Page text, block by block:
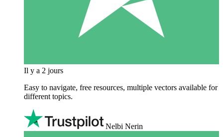
Il y a 2 jours
Easy to navigate, free resources, multiple vectors available for
different topics.
Nelbi Nerin